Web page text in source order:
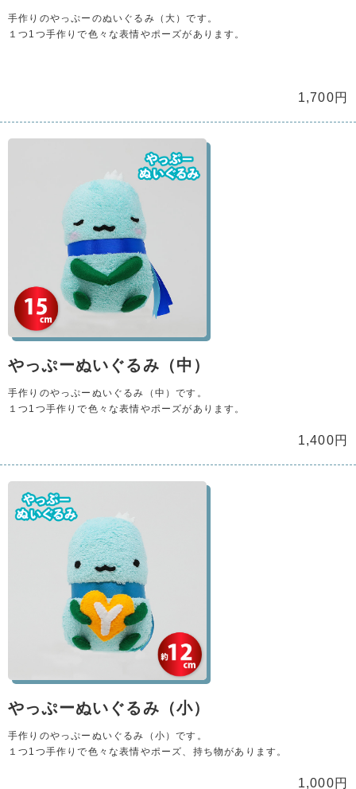
手作りのやっぷーのぬいぐるみ（大）です。
１つ1つ手作りで色々な表情やポーズがあります。
1,700円
やっぷーぬいぐるみ（中）
手作りのやっぷーぬいぐるみ（中）です。
１つ1つ手作りで色々な表情やポーズがあります。
1,400円
やっぷーぬいぐるみ（小）
手作りのやっぷーぬいぐるみ（小）です。
１つ1つ手作りで色々な表情やポーズ、持ち物があります。
1,000円